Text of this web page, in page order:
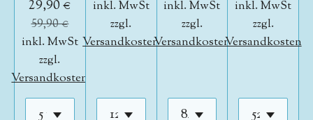
29,90 €
59,90 €
inkl. MwSt
zzgl.
Versandkosten
inkl. MwSt
zzgl.
Versandkosten
inkl. MwSt
zzgl.
Versandkosten
inkl. MwSt
zzgl.
Versandkosten